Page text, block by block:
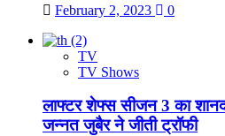
February 2, 2023 0
TV
TV Shows
लाफ्टर शेफ्स सीजन 3 का
जन्नत जुबैर ने जीती ट्रॉफी